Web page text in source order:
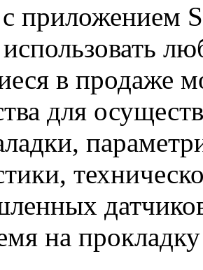
приложением
в продаже
для
на